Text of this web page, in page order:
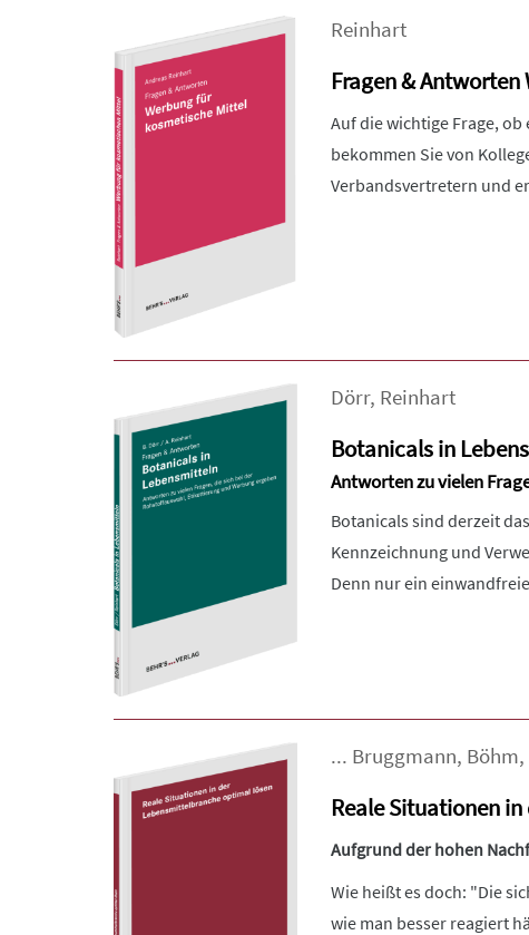
Reinhart
Fragen &
Auf die wichtige Frage,
bekommen Sie von
Verbandsvertretern und
Dörr, Reinhart
Botanicals in
Antworten zu vielen
Botanicals sind derzeit
Kennzeichnung und
Denn nur ein
... Bruggmann, Böhm,
Reale Situationen
Aufgrund der hohen
Wie heißt es doch: "Die
wie man besser reagiert